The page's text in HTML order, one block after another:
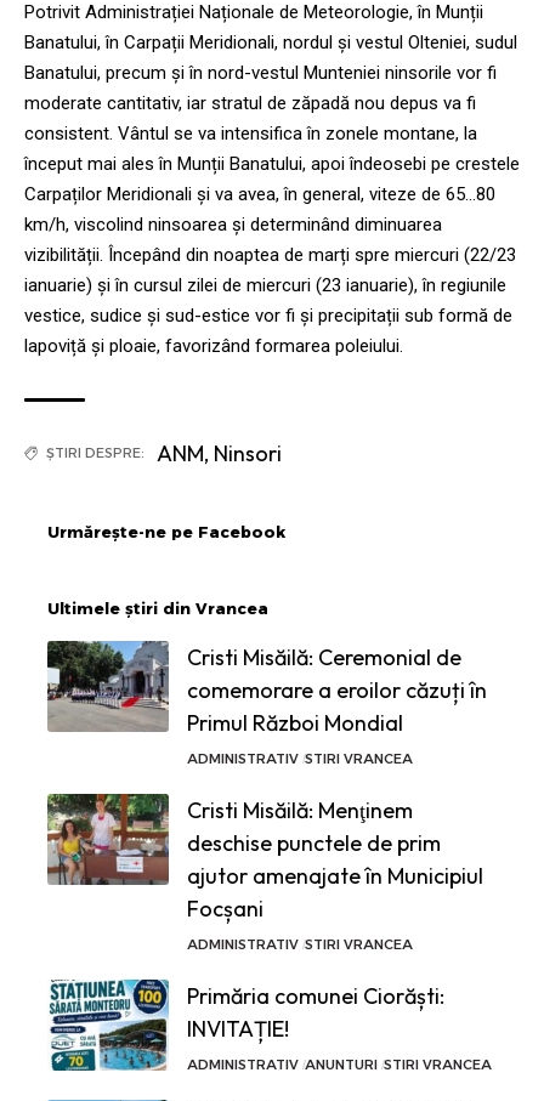
Potrivit Administrației Naționale de Meteorologie, în Munții
Banatului, în Carpații Meridionali, nordul și vestul Olteniei, sudul
Banatului, precum și în nord-vestul Munteniei ninsorile vor fi
moderate cantitativ, iar stratul de zăpadă nou depus va fi
consistent. Vântul se va intensifica în zonele montane, la
început mai ales în Munții Banatului, apoi îndeosebi pe crestele
Carpaților Meridionali și va avea, în general, viteze de 65…80
km/h, viscolind ninsoarea și determinând diminuarea
vizibilității. Începând din noaptea de marți spre miercuri (22/23
ianuarie) și în cursul zilei de miercuri (23 ianuarie), în regiunile
vestice, sudice și sud-estice vor fi și precipitații sub formă de
lapoviță și ploaie, favorizând formarea poleiului.
ȘTIRI DESPRE: ANM, Ninsori
Urmărește-ne pe Facebook
Ultimele știri din Vrancea
Cristi Misăilă: Ceremonial de
comemorare a eroilor căzuți în
Primul Război Mondial
ADMINISTRATIV STIRI VRANCEA
Cristi Misăilă: Menţinem
deschise punctele de prim
ajutor amenajate în Municipiul
Focșani
ADMINISTRATIV STIRI VRANCEA
Primăria comunei Ciorăști:
INVITAȚIE!
ADMINISTRATIV ANUNTURI STIRI VRANCEA